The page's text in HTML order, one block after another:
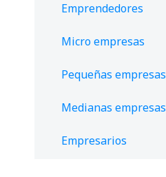
Emprendedores
Micro empresas
Pequeñas empresas
Medianas empresas
Empresarios